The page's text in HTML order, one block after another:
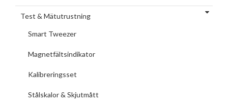
Test & Mätutrustning
Smart Tweezer
Magnetfältsindikator
Kalibreringsset
Stålskalor & Skjutmått